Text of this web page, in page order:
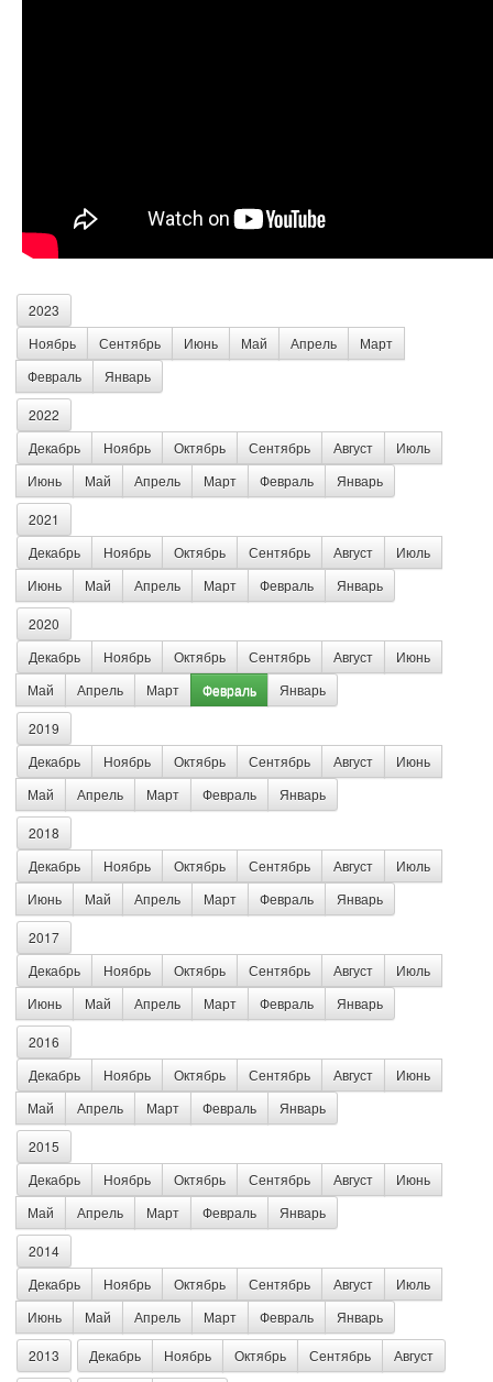
2023
Ноябрь
Сентябрь Июнь Май Апрель
Март
Февраль
Январь
2022
Декабрь
Ноябрь Октябрь Сентябрь Август
Июль
Июнь
Май Апрель Март Февраль Январь
2021
Декабрь
Ноябрь Октябрь Сентябрь Август
Июль
Июнь
Май Апрель Март Февраль Январь
2020
Декабрь
Ноябрь Октябрь Сентябрь Август
Июнь
Май
Апрель Март Февраль Январь
2019
Декабрь
Ноябрь Октябрь Сентябрь Август
Июнь
Май
Апрель Март Февраль Январь
2018
Декабрь
Ноябрь Октябрь Сентябрь Август
Июль
Июнь
Май Апрель Март Февраль Январь
2017
Декабрь
Ноябрь Октябрь Сентябрь Август
Июль
Июнь
Май Апрель Март Февраль Январь
2016
Декабрь
Ноябрь Октябрь Сентябрь Август
Июнь
Май
Апрель Март Февраль Январь
2015
Декабрь
Ноябрь Октябрь Сентябрь Август
Июнь
Май
Апрель Март Февраль Январь
2014
Декабрь
Ноябрь Октябрь Сентябрь Август
Июль
Июнь
Май Апрель Март Февраль Январь
2013 Декабрь Ноябрь Октябрь Сентябрь Август